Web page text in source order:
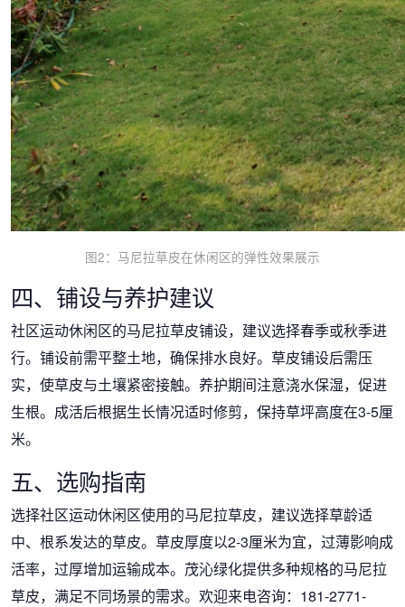
图2：马尼拉草皮在休闲区的弹性效果展示
四、铺设与养护建议
社区运动休闲区的马尼拉草皮铺设，建议选择春季或秋季进
行。铺设前需平整土地，确保排水良好。草皮铺设后需压
实，使草皮与土壤紧密接触。养护期间注意浇水保湿，促进
生根。成活后根据生长情况适时修剪，保持草坪高度在3-5厘
米。
五、选购指南
选择社区运动休闲区使用的马尼拉草皮，建议选择草龄适
中、根系发达的草皮。草皮厚度以2-3厘米为宜，过薄影响成
活率，过厚增加运输成本。茂沁绿化提供多种规格的马尼拉
草皮，满足不同场景的需求。欢迎来电咨询：181-2771-